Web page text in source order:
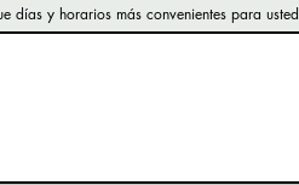
e
d
días y horarios más convenientes para usted